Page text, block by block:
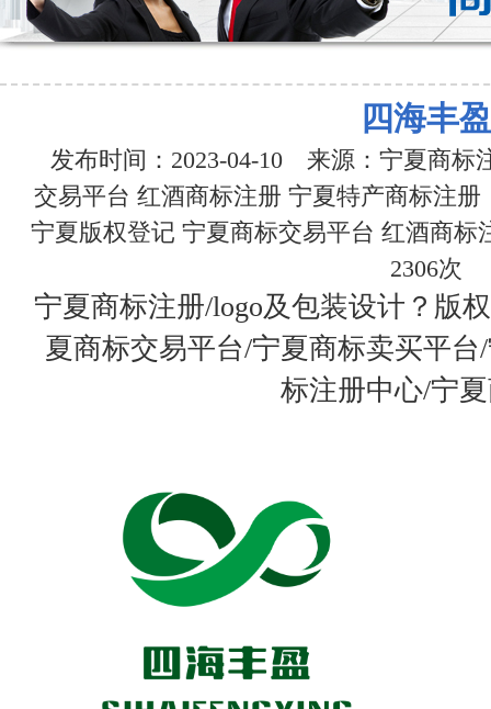
四海丰盈
发布时间：2023-04-10 来源：宁夏商标
交易平台 红酒商标注册 宁夏特产商标注
宁夏版权登记 宁夏商标交易平台 红酒商
2306次
宁夏商标注册/logo及包装设计？版
夏商标交易平台/宁夏商标卖买平
标注册中心/宁